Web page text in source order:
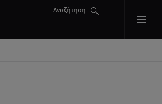
Αναζήτηση